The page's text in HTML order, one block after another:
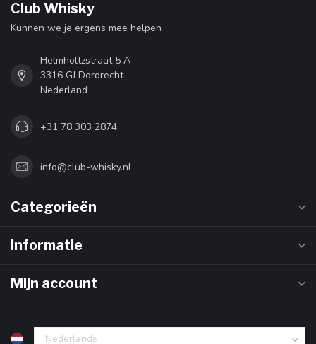
Club Whisky
Kunnen we je ergens mee helpen
Helmholtzstraat 5 A
3316 GJ Dordrecht
Nederland
+31 78 303 2874
info@club-whisky.nl
Categorieën
Informatie
Mijn account